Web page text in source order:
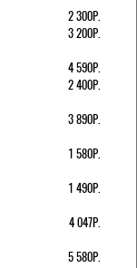
2 300Р.
3 200Р.
4 590Р.
2 400Р.
3 890Р.
1 580Р.
1 490Р.
4 047Р.
5 580Р.